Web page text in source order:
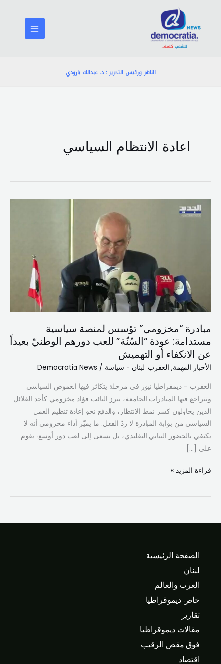
المحتوى
الناشر ورئيس التحرير : د. عبدالله بارودي
اعادة الانتظام السياسي
مبادرة “مخزومي” تؤسس لمنصة سياسية
مستدامة: عودة “السُنّة” للعب دورهم الوطنيّ بعيداً
عن الانكفاء أو التهميش
الأخبار المهمة, العقرب, لبنان - سياسة /
Democratia News
العقرب – ديمقراطيا نيوز في مرحلة يتكاثر فيها الغموض السياسي
وتتراجع فيها المبادرات الجامعة، يبرز النائب فؤاد مخزومي كأحد القلائل
الذين يحاولون كسر نمط الانتظار، والدفع نحو إعادة تنظيم العمل
السياسي من بوابة المبادرة لا ردّ الفعل. ما يميّز أداء مخزومي أنه لا
يكتفي بالحضور النيابي التقليدي، بل يسعى إلى لعب دور أوسع، يقوم
على […]
مبادرة
“مخزومي”
“السُنّة”
للعب
الوطنيّ
بعيداً
عن
الانكفاء
التهميش
قراءة المزيد »
الصفحة الرئيسية
لبنان
العرب والعالم
خاص ديموقراطيا
تقارير
مقالات ديموقراطيا
فوق مقص الرقيب
اقتصاد